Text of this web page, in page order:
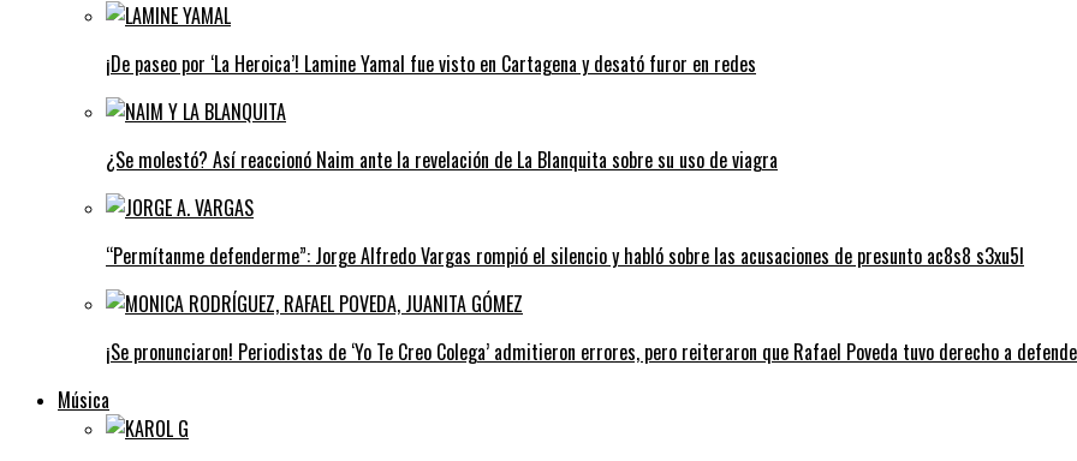
¡De paseo por ‘La Heroica’! Lamine Yamal fue visto en Cartagena y desató furor en redes
¿Se molestó? Así reaccionó Naim ante la revelación de La Blanquita sobre su uso de viagra
“Permítanme defenderme”: Jorge Alfredo Vargas rompió el silencio y habló sobre las acusaciones de presunto ac8s8 s3xu5l
¡Se pronunciaron! Periodistas de ‘Yo Te Creo Colega’ admitieron errores, pero reiteraron que Rafael Poveda tuvo derecho a
Música